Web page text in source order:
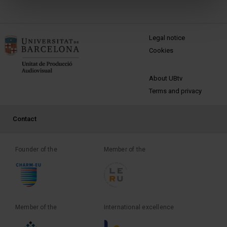
MENÚ PEU 1
Legal notice
Cookies
PEU 2
About UBtv
Terms and privacy
PEU 3
Contact
Founder of the Member of the
Member of the International excellence